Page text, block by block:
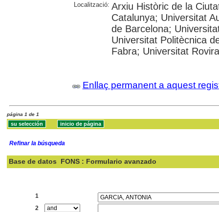
Localització: Arxiu Històric de la
Catalunya; Universitat
de Barcelona;
Universitat Politècnica
Fabra; Universitat
Enllaç permanent a aquest
página 1 de 1
Refinar la búsqueda
Base de datos FONS : Formulario avanzado
1
2